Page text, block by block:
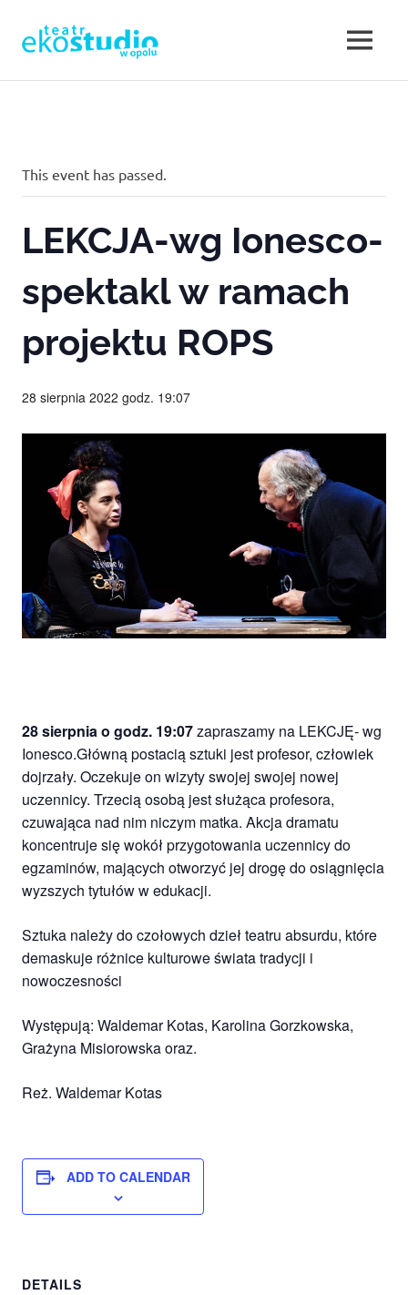
EKOSTUDIO
Teatr
w
Opolu.
Opole.
Teatr
otwarty
nowe
działania,
poszukujący,
ale
jednocześnie
sięgający
do
Eko
zaprasza
spektakle,
wernisaże,
filmów.
MENU
This event has passed.
LEKCJA-wg Ionesco-
spektakl w ramach
projektu ROPS
28 sierpnia 2022 godz. 19:07
28 sierpnia o godz. 19:07zapraszamy na LEKCJĘ- wg
Ionesco.Główną postacią sztuki jest profesor, człowiek
dojrzały. Oczekuje on wizyty swojej swojej nowej
uczennicy. Trzecią osobą jest służąca profesora,
czuwająca nad nim niczym matka. Akcja dramatu
koncentruje się wokół przygotowania uczennicy do
egzaminów, mających otworzyć jej drogę do osiągnięcia
wyzszych tytułów w edukacji.
Sztuka należy do czołowych dzieł teatru absurdu, które
demaskuje różnice kulturowe świata tradycji i
nowoczesności
Występują: Waldemar Kotas, Karolina Gorzkowska,
Grażyna Misiorowska oraz.
Reż. Waldemar Kotas
ADD TO CALENDAR
DETAILS